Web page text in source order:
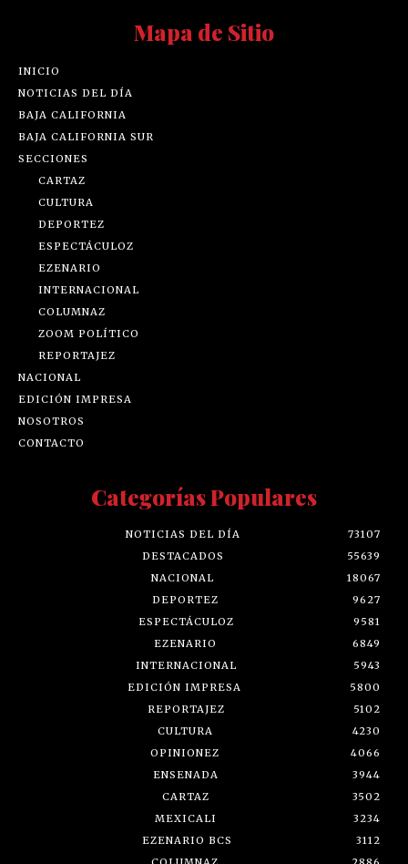
Mapa de Sitio
INICIO
NOTICIAS DEL DÍA
BAJA CALIFORNIA
BAJA CALIFORNIA SUR
SECCIONES
CARTAZ
CULTURA
DEPORTEZ
ESPECTÁCULOZ
EZENARIO
INTERNACIONAL
COLUMNAZ
ZOOM POLÍTICO
REPORTAJEZ
NACIONAL
EDICIÓN IMPRESA
NOSOTROS
CONTACTO
Categorías Populares
NOTICIAS DEL DÍA
73107
DESTACADOS
55639
NACIONAL
18067
DEPORTEZ
9627
ESPECTÁCULOZ
9581
EZENARIO
6849
INTERNACIONAL
5943
EDICIÓN IMPRESA
5800
REPORTAJEZ
5102
CULTURA
4230
OPINIONEZ
4066
ENSENADA
3944
CARTAZ
3502
MEXICALI
3234
EZENARIO BCS
3112